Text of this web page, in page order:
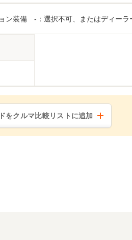
装備 -：選択不可、またはディーラ
をクルマ比較リストに追加